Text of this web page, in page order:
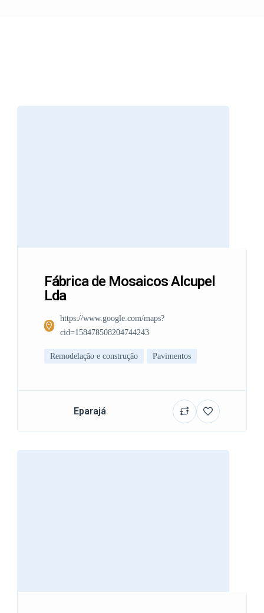
Fábrica de Mosaicos Alcupel
Lda
https://www.google.com/maps?
cid=158478508204744243
Remodelação e construção Pavimentos
Eparajá